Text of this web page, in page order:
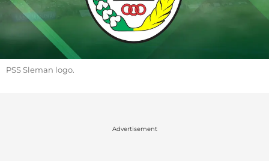
PSS Sleman logo.
Advertisement